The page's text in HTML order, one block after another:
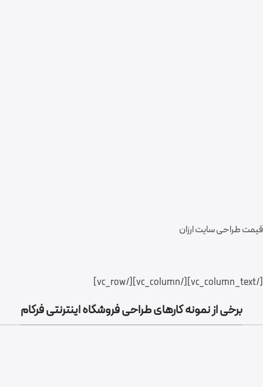
قیمت طراحی سایت ارزان
[/vc_column_text][/vc_column][/vc_row]
برخی از نمونه کارهای طراحی فروشگاه اینترنتی فرکام